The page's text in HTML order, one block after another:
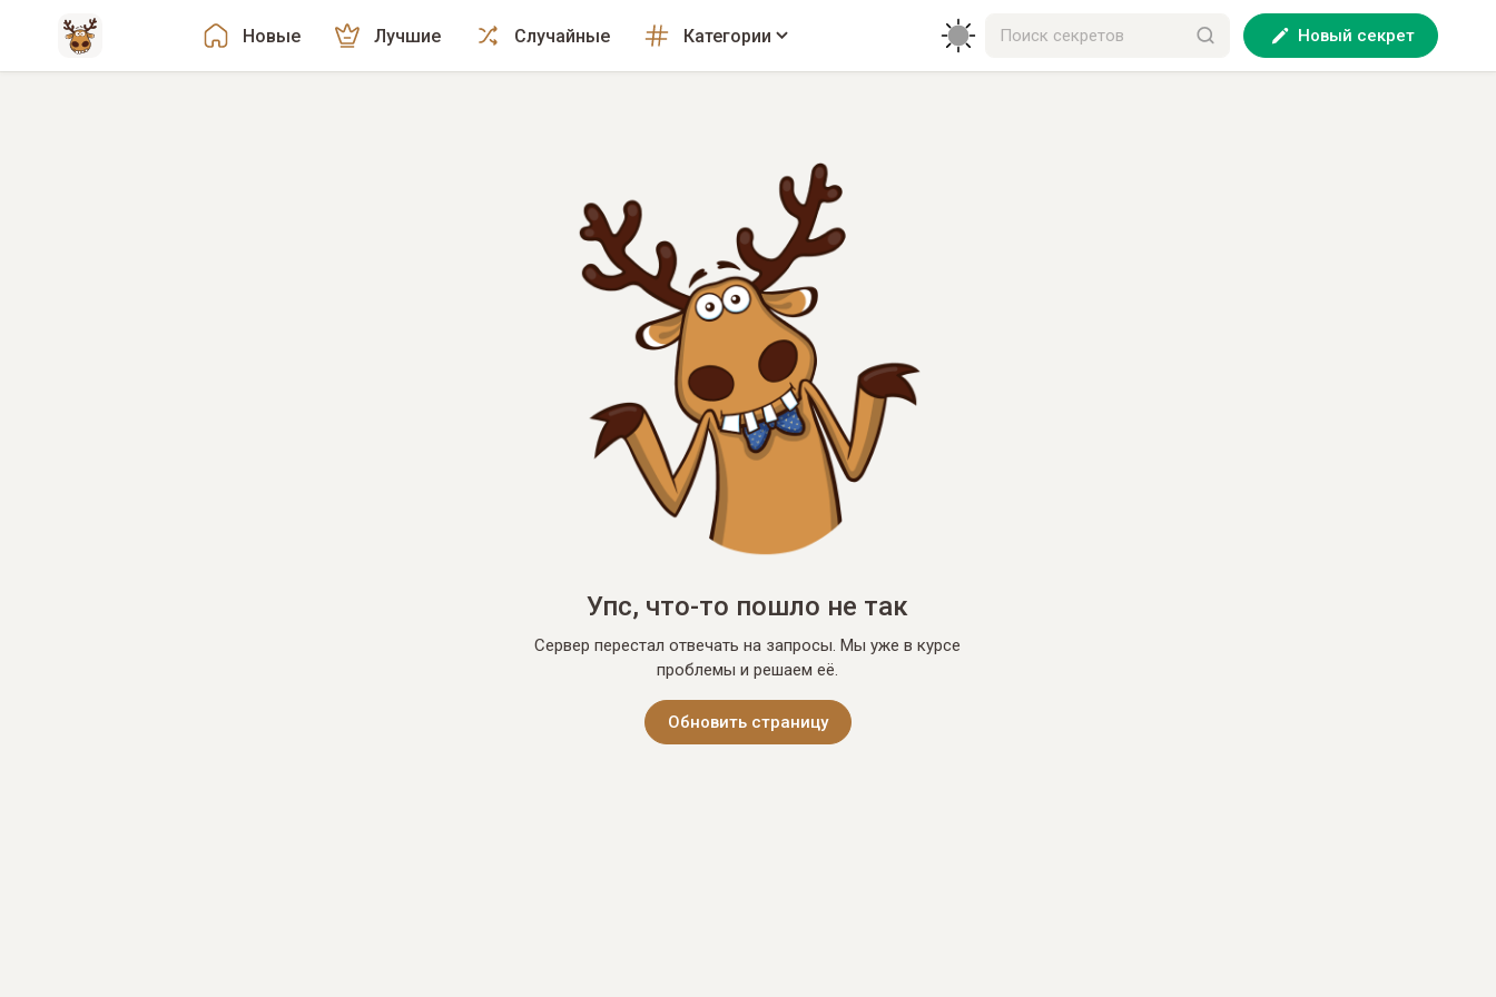
Новые Лучшие Случайные Категории Новый секрет
Упс, что-то пошло не так
Сервер перестал отвечать на запросы. Мы уже в курсе
проблемы и решаем её.
Обновить страницу